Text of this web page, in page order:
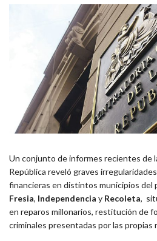
Un conjunto de informes recientes de
República reveló graves
financieras en distintos municipios del
Fresia, Independencia y Recoleta,
en reparos millonarios, restitución de
criminales presentadas por las propias